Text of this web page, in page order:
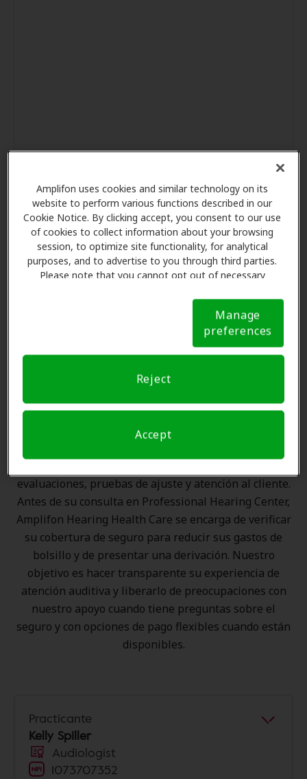
Amplifon uses cookies and similar technology on its
website to perform various functions described in our
Cookie Notice. By clicking accept, you consent to our use
of cookies to collect information about your browsing
session, to optimize site functionality, for analytical
purposes, and to advertise to you through third parties.
Please note that you cannot opt out of necessary
Notice (link here below). If you are using an opt-out
preference signal, we will honor that signal. Cookie
Manage
preferences
Reject
Accept
Las Ventajas de los Miembros
de Amplifon en Professional
Hearing Center, Belton
Amplifon Hearing Health Care se asocia con muchos
Hearing Center en Belton para ofrecer descuentos
especiales en audífonos y atención auditiva. Nuestros
evaluaciones, pruebas de ajuste y atención al cliente.
Antes de su consulta en Professional Hearing Center,
Amplifon Hearing Health Care se encarga de verificar
su cobertura de seguro para reducir sus gastos de
bolsillo y de presentar una derivación. Nuestro
objetivo es hacer transparente su experiencia de
atención auditiva y liberarlo de preocupaciones con
nuestro apoyo cuando tiene preguntas sobre el
seguro y con opciones de pago flexibles cuando están
disponibles.
Practicante
Kelly Spiller
Audiologist
1073707352